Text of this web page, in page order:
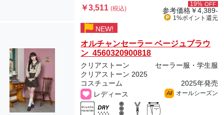
￥3,511(税込)
19% OFF
参考価格￥4,389-
1%ポイント 還元
NEW!
オルチャンセーラー ベージュブラウ
ン 4560320900818
クリアストーン
セーラー服・学生服
クリアストーン 2025
コスチューム
2025年発売
レディース
All オールシーズン